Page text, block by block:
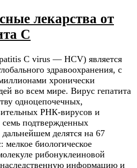
лекарства от
С
C virus — HCV) является
здравоохранения, с
хронически
во всем мире. Вирус гепатита
одноцепочечных,
РНК-вирусов и
подтвержденных
делятся на 67
биологическое
рибонуклеиновой
информацию и